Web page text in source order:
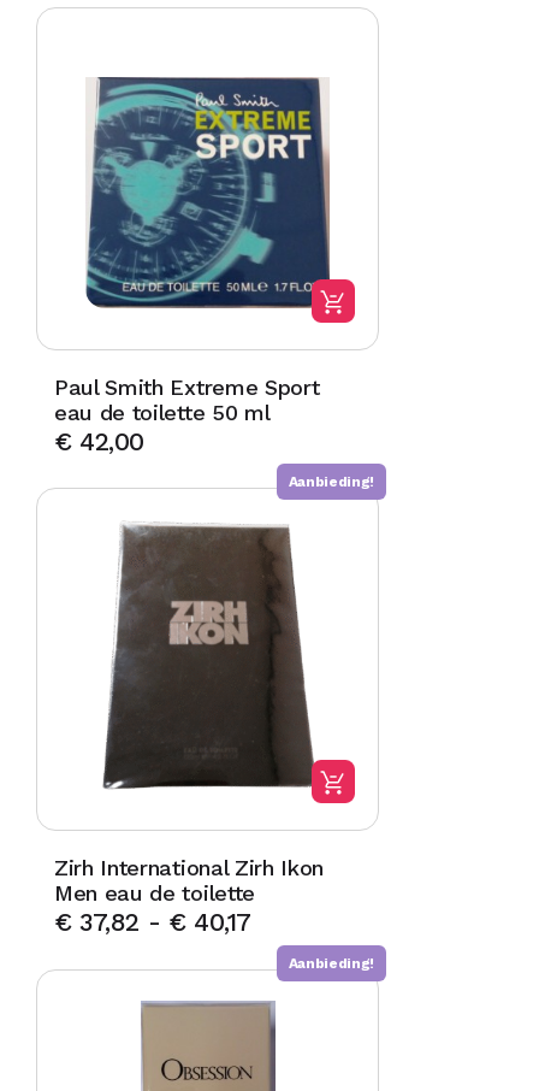
Paul Smith Extreme Sport
eau de toilette 50 ml
€42,00
Aanbieding!
Zirh International Zirh Ikon
Men eau de toilette
€37,82 - €40,17
Aanbieding!